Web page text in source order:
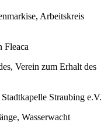
Arbeitskreis
Verein zum Erhalt des
Straubing e.V.
Wasserwacht